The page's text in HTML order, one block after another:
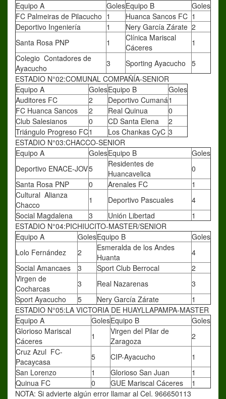
Equipo A GolesEquipo B
Goles
FC Palmeiras de Pilacucho 1 Huanca Sancos FC 1
Deportivo Ingeniería
1 Nery García Zárate 2
Santa Rosa PNP
1
Clínica Mariscal
Cáceres
1
Colegio Contadores de
Ayacucho
3 Sporting Ayacucho
5
ESTADIO N°02:COMUNAL COMPAÑÍA-SENIOR
Equipo A
GolesEquipo B
Goles
Auditores FC
2 Deportivo Cumaná1
FC Huanca Sancos
2 Real Quinua
0
Club Salesianos
0 CD Santa Elena
2
Triángulo Progreso FC1 Los Chankas CyC 3
ESTADIO N°03:CHACCO-SENIOR
Equipo A
GolesEquipo B
Goles
Deportivo ENACE-JOV5
Residentes de
Huancavelica
0
Santa Rosa PNP
0 Arenales FC
1
Cultural Alianza
Chacco
1 Deportivo Pascuales
4
Social Magdalena
3 Unión Libertad
1
ESTADIO N°04:PICHIUCITO-MASTER/SENIOR
Equipo A
GolesEquipo B
Goles
Lolo Fernández
2
Esmeralda de los Andes
Huanta
4
Social Amancaes
3 Sport Club Berrocal
2
Virgen de
Cocharcas
3 Real Nazarenas
3
Sport Ayacucho
5 Nery García Zárate
1
ESTADIO N°05:LA VICTORIA DE HUAYLLAPAMPA-MASTER
Equipo A
GolesEquipo B
Goles
Glorioso Mariscal
Cáceres
1
Virgen del Pilar de
Zaragoza
2
Cruz Azul FC-
Pacaycasa
5 CIP-Ayacucho
1
San Lorenzo
1 Glorioso San Juan
1
Quinua FC
0 GUE Mariscal Cáceres
1
NOTA: Si advierte algún error llamar al Cel. 966650113